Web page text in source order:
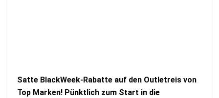
Satte BlackWeek-Rabatte auf den Outletreis von
Top Marken! Pünktlich zum Start in die